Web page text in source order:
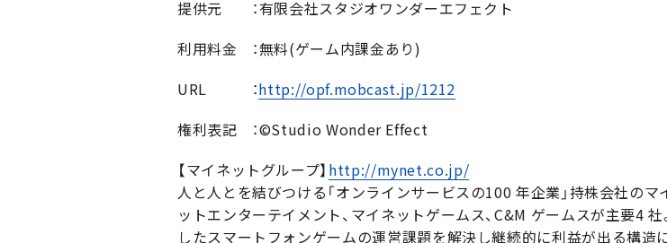
提供元 ：有限会社スタジオワンダーエフェクト
利用料金 ：無料(ゲーム内課金あり)
URL ：http://opf.mobcast.jp/1212
権利表記 ：©Studio Wonder Effect
【マイネットグループ】 http://mynet.co.jp/
人と人とを結びつける「オンラインサービスの100 年企業」持株会社の
ットエンターテイメント、マイネットゲームス、C&M ゲームスが主要4
したスマートフォンゲームの運営課題を解決し継続的に利益が出る構造